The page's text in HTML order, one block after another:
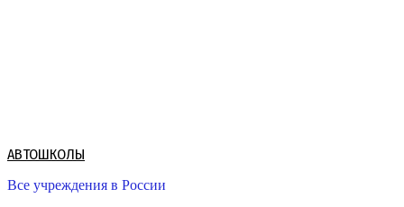
АВТОШКОЛЫ
Все учреждения в России